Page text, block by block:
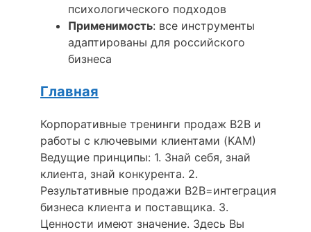
психологического подходов
Применимость: все инструменты
адаптированы для российского
бизнеса
Главная
Корпоративные тренинги продаж B2B и
работы с ключевыми клиентами (KAM)
Ведущие принципы: 1. Знай себя, знай
клиента, знай конкурента. 2.
Результативные продажи В2В=интеграция
бизнеса клиента и поставщика. 3.
Ценности имеют значение. Здесь Вы